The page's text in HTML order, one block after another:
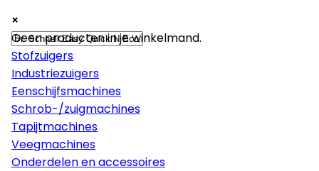
×
Machines
Stofzuigers
Industriezuigers
Eenschijfsmachines
Schrob-/zuigmachines
Tapijtmachines
Veegmachines
Onderdelen en accessoires
×
×
Geen producten in je winkelmand.